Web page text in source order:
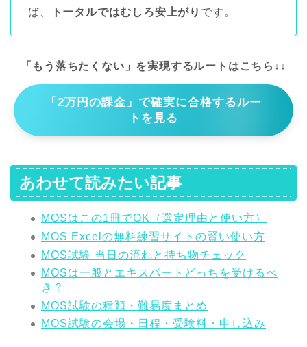
ば、
トータルではむしろ安上がり です。
「もう落ちたくない」を実現するルートはこちら↓↓
「2万円の課金」で確実に合格するルー
トを見る
あわせて読みたい記事
MOSはこの1冊でOK（選定理由と使い方）
MOS Excelの無料練習サイトの賢い使い方
MOS試験 当日の流れと持ち物チェック
MOSは一般とエキスパートどっちを受けるべ
き？
MOS試験の種類・難易度まとめ
MOS試験の会場・日程・受験料・申し込み